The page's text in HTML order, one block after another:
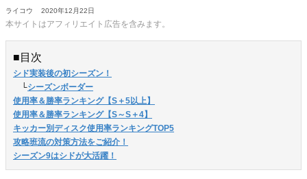
ライコウ 2020年12月22日
本サイトはアフィリエイト広告を含みます。
■目次
シド実装後の初シーズン！
└シーズンボーダー
使用率＆勝率ランキング【S＋5以上】
使用率＆勝率ランキング【S～S＋4】
キッカー別ディスク使用率ランキングTOP5
攻略班流の対策方法をご紹介！
シーズン9はシドが大活躍！